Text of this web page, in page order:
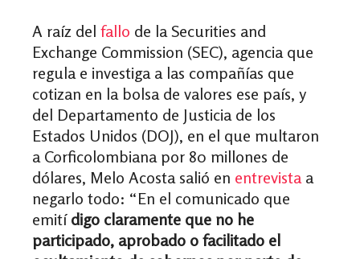
A raíz del fallo de la Securities and
Exchange Commission (SEC), agencia que
regula e investiga a las compañías que
cotizan en la bolsa de valores ese país, y
del Departamento de Justicia de los
Estados Unidos (DOJ), en el que multaron
a Corficolombiana por 80 millones de
dólares, Melo Acosta salió en entrevista a
negarlo todo: “En el comunicado que
emití digo claramente que no he
participado, aprobado o facilitado el